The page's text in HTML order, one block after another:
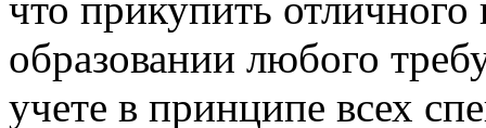
образовании любого
учете в принципе всех